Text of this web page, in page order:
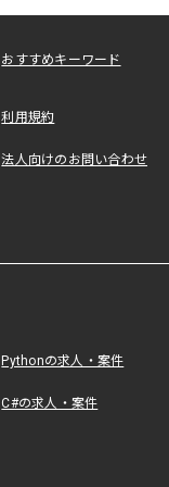
おすすめキーワード
利用規約
法人向けのお問い合わせ
Pythonの求人・案件
C#の求人・案件